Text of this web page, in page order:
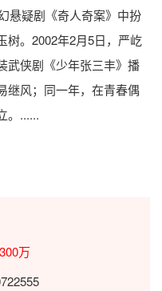
悬疑剧《奇人奇案》中扮
树。2002年2月5日，严屹
武侠剧《少年张三丰》播
继风；同一年，在青春偶
。......
万